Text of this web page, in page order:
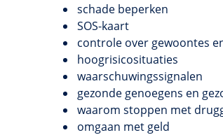
schade beperken
SOS-kaart
controle over gewoontes en
hoogrisicosituaties
waarschuwingssignalen
gezonde genoegens en
waarom stoppen met
omgaan met geld